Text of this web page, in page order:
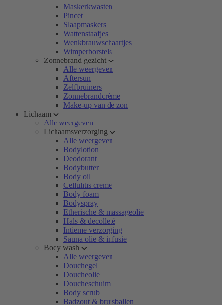
Maskerkwasten
Pincet
Slaapmaskers
Wattenstaafjes
Wenkbrauwschaartjes
Wimperborstels
Zonnebrand gezicht
Alle weergeven
Aftersun
Zelfbruiners
Zonnebrandcrème
Make-up van de zon
Lichaam
Alle weergeven
Lichaamsverzorging
Alle weergeven
Bodylotion
Deodorant
Bodybutter
Body oil
Cellulitis creme
Body foam
Bodyspray
Etherische & massageolie
Hals & decolleté
Intieme verzorging
Sauna olie & infusie
Body wash
Alle weergeven
Douchegel
Doucheolie
Doucheschuim
Body scrub
Badzout & bruisballen